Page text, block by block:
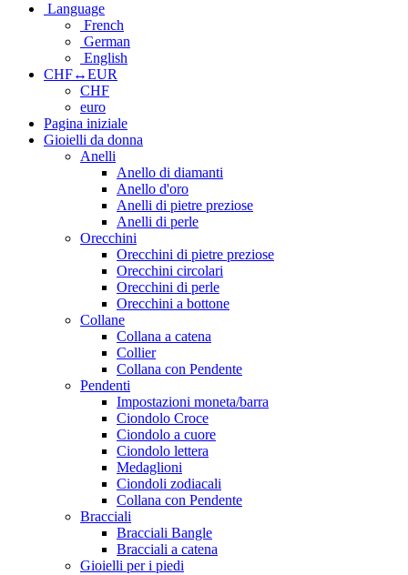
Language
French
German
English
CHF↔EUR
CHF
euro
Pagina iniziale
Gioielli da donna
Anelli
Anello di diamanti
Anello d'oro
Anelli di pietre preziose
Anelli di perle
Orecchini
Orecchini di pietre preziose
Orecchini circolari
Orecchini di perle
Orecchini a bottone
Collane
Collana a catena
Collier
Collana con Pendente
Pendenti
Impostazioni moneta/barra
Ciondolo Croce
Ciondolo a cuore
Ciondolo lettera
Medaglioni
Ciondoli zodiacali
Collana con Pendente
Bracciali
Bracciali Bangle
Bracciali a catena
Gioielli per i piedi